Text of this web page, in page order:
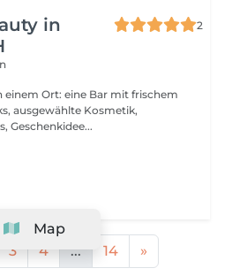
in
2
einem Ort: eine Bar mit frischem
ausgewählte Kosmetik,
Geschenkidee...
3 4 ... 14 »
Map